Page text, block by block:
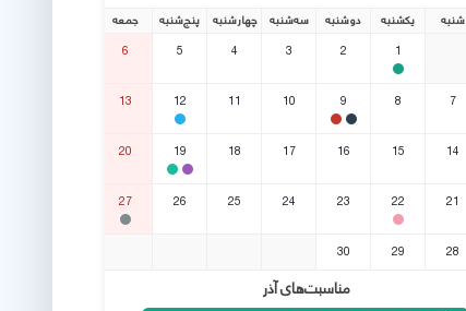
شنبه یکشنبه دوشنبه سه‌شنبه چهارشنبه پنج‌شنبه
جمعه
1
2
3
4
5
6
7
8
9
10
11
12
13
14
15
16
17
18
19
20
21
22
23
24
25
26
27
28
29
30
مناسبت‌های آذر